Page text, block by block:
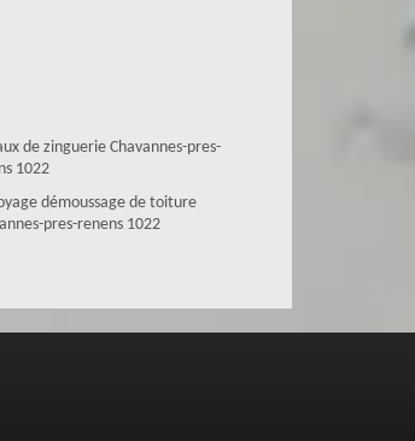
de zinguerie Chavannes-pres-
1022
démoussage de toiture
pres-renens 1022